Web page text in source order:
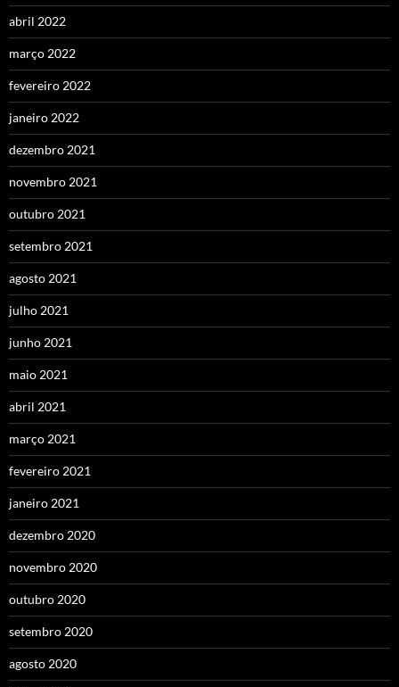
abril 2022
março 2022
fevereiro 2022
janeiro 2022
dezembro 2021
novembro 2021
outubro 2021
setembro 2021
agosto 2021
julho 2021
junho 2021
maio 2021
abril 2021
março 2021
fevereiro 2021
janeiro 2021
dezembro 2020
novembro 2020
outubro 2020
setembro 2020
agosto 2020